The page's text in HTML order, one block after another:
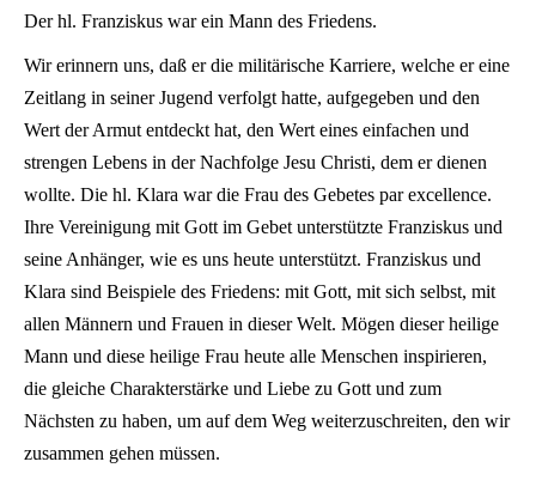
Der hl. Franziskus war ein Mann des Friedens.
Wir erinnern uns, daß er die militärische Karriere, welche er eine
Zeitlang in seiner Jugend verfolgt hatte, aufgegeben und den
Wert der Armut entdeckt hat, den Wert eines einfachen und
strengen Lebens in der Nachfolge Jesu Christi, dem er dienen
wollte. Die hl. Klara war die Frau des Gebetes par excellence.
Ihre Vereinigung mit Gott im Gebet unterstützte Franziskus und
seine Anhänger, wie es uns heute unterstützt. Franziskus und
Klara sind Beispiele des Friedens: mit Gott, mit sich selbst, mit
allen Männern und Frauen in dieser Welt. Mögen dieser heilige
Mann und diese heilige Frau heute alle Menschen inspirieren,
die gleiche Charakterstärke und Liebe zu Gott und zum
Nächsten zu haben, um auf dem Weg weiterzuschreiten, den wir
zusammen gehen müssen.